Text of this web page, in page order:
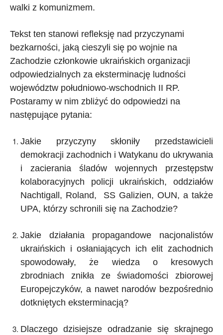
walki z komunizmem.
Tekst ten stanowi refleksję nad przyczynami
bezkarności, jaką cieszyli się po wojnie na
Zachodzie członkowie ukraińskich organizacji
odpowiedzialnych za eksterminację ludności
województw południowo-wschodnich II RP.
Postaramy w nim zbliżyć do odpowiedzi na
następujące pytania:
Jakie przyczyny skłoniły przedstawicieli
demokracji zachodnich i Watykanu do ukrywania
i zacierania śladów wojennych przestępstw
kolaboracyjnych policji ukraińskich, oddziałów
Nachtigall, Roland, SS Galizien, OUN, a także
UPA, którzy schronili się na Zachodzie?
Jakie działania propagandowe nacjonalistów
ukraińskich i osłaniających ich elit zachodnich
spowodowały, że wiedza o kresowych
zbrodniach znikła ze świadomości zbiorowej
Europejczyków, a nawet narodów bezpośrednio
dotkniętych eksterminacją?
Dlaczego dzisiejsze odradzanie się skrajnego